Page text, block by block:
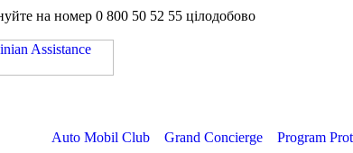
на номер 0 800 50 52 55цілодобово
Auto Mobil Club Grand Concierge Program